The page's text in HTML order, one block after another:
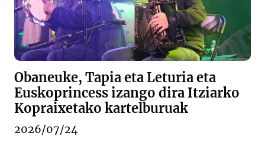
Obaneuke, Tapia eta Leturia eta
Euskoprincess izango dira Itziarko
Kopraixetako kartelburuak
2026/07/24